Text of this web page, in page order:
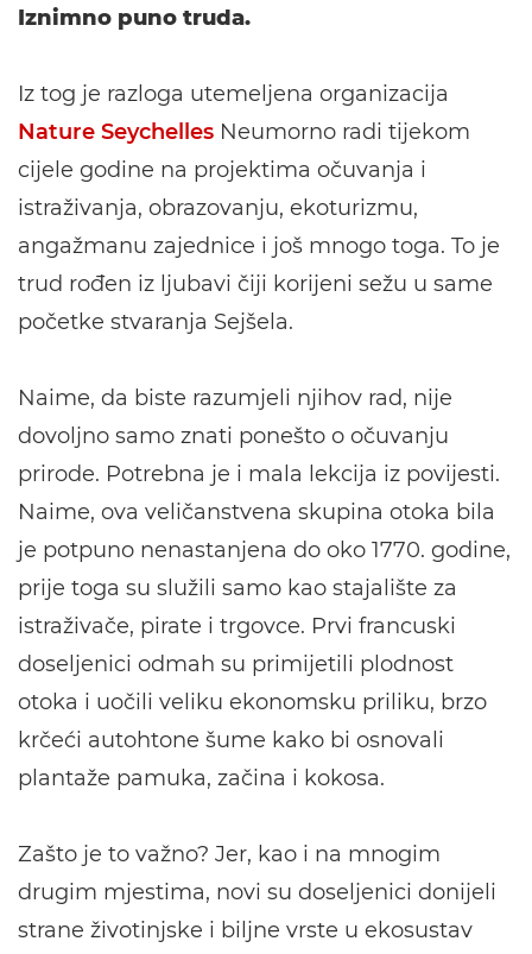
Iznimno puno truda.
Iz tog je razloga utemeljena organizacija
Nature Seychelles Neumorno radi tijekom
cijele godine na projektima očuvanja i
istraživanja, obrazovanju, ekoturizmu,
angažmanu zajednice i još mnogo toga. To je
trud rođen iz ljubavi čiji korijeni sežu u same
početke stvaranja Sejšela.
Naime, da biste razumjeli njihov rad, nije
dovoljno samo znati ponešto o očuvanju
prirode. Potrebna je i mala lekcija iz povijesti.
Naime, ova veličanstvena skupina otoka bila
je potpuno nenastanjena do oko 1770. godine,
prije toga su služili samo kao stajalište za
istraživače, pirate i trgovce. Prvi francuski
doseljenici odmah su primijetili plodnost
otoka i uočili veliku ekonomsku priliku, brzo
krčeći autohtone šume kako bi osnovali
plantaže pamuka, začina i kokosa.
Zašto je to važno? Jer, kao i na mnogim
drugim mjestima, novi su doseljenici donijeli
strane životinjske i biljne vrste u ekosustav